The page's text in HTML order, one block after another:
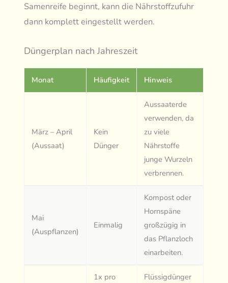
Samenreife beginnt, kann die Nährstoffzufuhr
dann komplett eingestellt werden.
Düngerplan nach Jahreszeit
Monat Häufigkeit Hinweis
März – April
(Aussaat)
Kein
Dünger
Aussaaterde
verwenden, da
zu viele
Nährstoffe
junge Wurzeln
verbrennen.
Mai
(Auspflanzen)
Einmalig
Kompost oder
Hornspäne
großzügig in
das Pflanzloch
einarbeiten.
1x pro
Flüssigdünger